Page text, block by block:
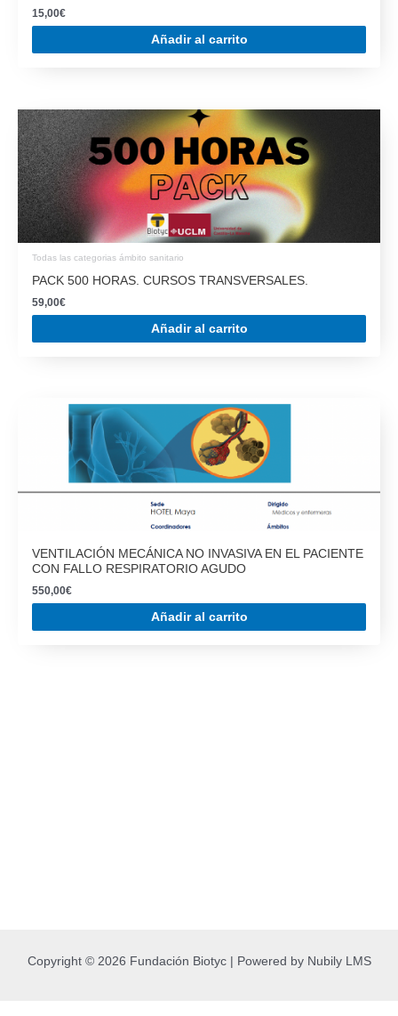
15,00€
Añadir al carrito
Todas las categorias ámbito sanitario
PACK 500 HORAS. CURSOS TRANSVERSALES.
59,00€
Añadir al carrito
VENTILACIÓN MECÁNICA NO INVASIVA EN EL PACIENTE
CON FALLO RESPIRATORIO AGUDO
550,00€
Añadir al carrito
Copyright © 2026 Fundación Biotyc | Powered by Nubily LMS